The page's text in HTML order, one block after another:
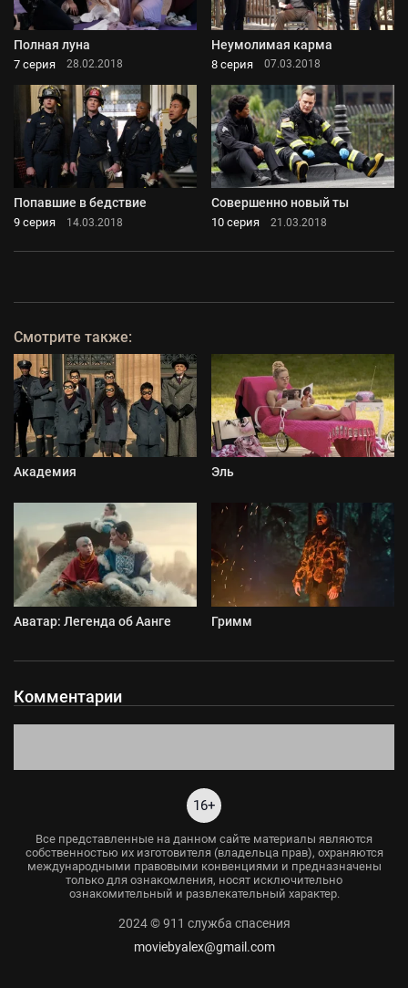
Полная луна
7 серия 28.02.2018
Неумолимая карма
8 серия 07.03.2018
Попавшие в бедствие
9 серия 14.03.2018
Совершенно новый ты
10 серия 21.03.2018
Смотрите также:
Академия Эль
Аватар: Легенда об Аанге Гримм
Комментарии
16+
Все представленные на данном сайте материалы являются
собственностью их изготовителя (владельца прав), охраняются
международными правовыми конвенциями и предназначены
только для ознакомления, носят исключительно
ознакомительный и развлекательный характер.
2024 © 911 служба спасения
moviebyalex@gmail.com